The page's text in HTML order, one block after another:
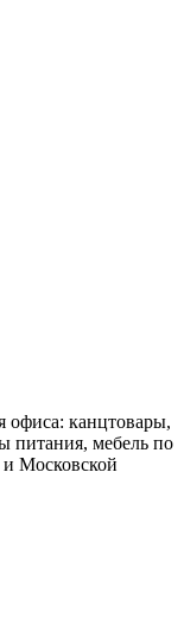
офиса: канцтовары,
питания, мебель по
Московской